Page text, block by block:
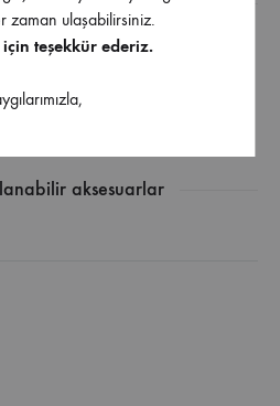
aksesuarlar
zaman ulaşabilirsiniz.
için teşekkür ederiz.